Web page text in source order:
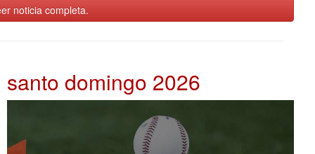
noticia completa.
santo domingo 2026